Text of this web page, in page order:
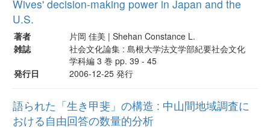
Wives' decision-making power in Japan and the
U.S.
著者
片岡 佳美 | Shehan Constance L.
雑誌
社会文化論集 : 島根大学法文学部紀要社会文化
学科編 3 巻 pp. 39 - 45
発行日
2006-12-25 発行
語られた「生き甲斐」の構造 : 中山間地域調査に
おける自由回答の数量的分析